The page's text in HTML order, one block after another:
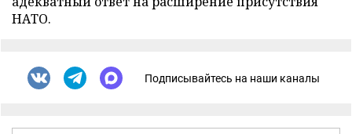
НАТО.
Подписывайтесь на наши каналы